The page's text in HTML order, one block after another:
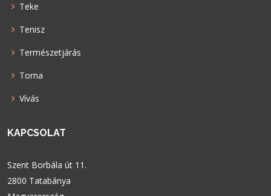
Teke
Tenisz
Természetjárás
Torna
Vívás
KAPCSOLAT
Szent Borbála út 11.
2800 Tatabánya